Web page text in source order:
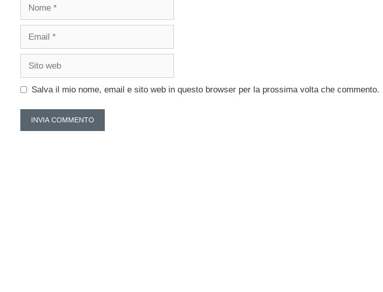
Salva il mio nome, email e sito web in questo browser per la prossima volta che commento.